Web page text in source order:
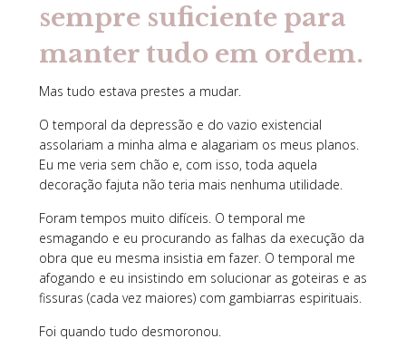
sempre suficiente para
manter tudo em ordem.
Mas tudo estava prestes a mudar.
O temporal da depressão e do vazio existencial
assolariam a minha alma e alagariam os meus planos.
Eu me veria sem chão e, com isso, toda aquela
decoração fajuta não teria mais nenhuma utilidade.
Foram tempos muito difíceis. O temporal me
esmagando e eu procurando as falhas da execução da
obra que eu mesma insistia em fazer. O temporal me
afogando e eu insistindo em solucionar as goteiras e as
fissuras (cada vez maiores) com gambiarras espirituais.
Foi quando tudo desmoronou.